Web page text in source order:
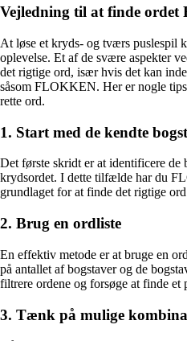
Vejledning til at finde
At løse et kryds- og tværs puslespil
oplevelse. Et af de svære aspekter
det rigtige ord, især hvis det kan
såsom FLOKKEN. Her er nogle
rette ord.
1. Start med de kendte
Det første skridt er at identificere de
krydsordet. I dette tilfælde har du
grundlaget for at finde det rigtige
2. Brug en ordliste
En effektiv metode er at bruge en
på antallet af bogstaver og de
filtrere ordene og forsøge at finde et
3. Tænk på mulige